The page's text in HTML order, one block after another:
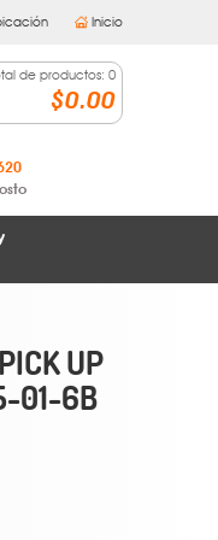
Inicio
de productos: 0
$0.00
UP
01-6B